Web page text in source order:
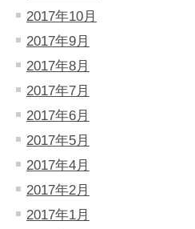
2017年10月
2017年9月
2017年8月
2017年7月
2017年6月
2017年5月
2017年4月
2017年2月
2017年1月